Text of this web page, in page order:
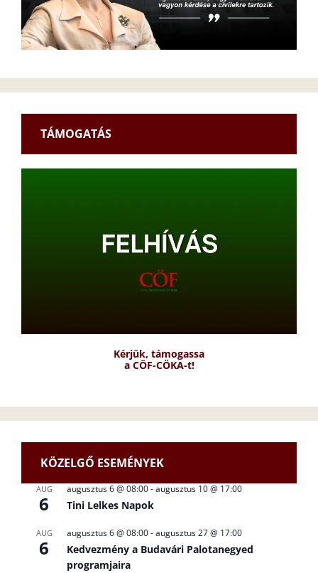
TÁMOGATÁS
Kérjük, támogassa
a CÖF-CÖKA-t!
KÖZELGŐ ESEMÉNYEK
AUG
6
augusztus 6 @ 08:00-augusztus 10 @ 17:00
Tini Lelkes Napok
AUG
6
augusztus 6 @ 08:00-augusztus 27 @ 17:00
Kedvezmény a Budavári Palotanegyed
programjaira